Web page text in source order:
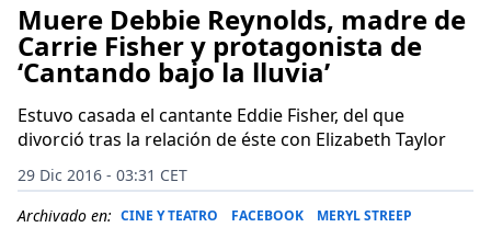
Muere Debbie Reynolds, madre de
Carrie Fisher y protagonista de
‘Cantando bajo la lluvia’
Estuvo casada el cantante Eddie Fisher, del que
divorció tras la relación de éste con Elizabeth Taylor
29 Dic 2016 - 03:31 CET
Archivado en: CINE Y TEATRO FACEBOOK MERYL STREEP